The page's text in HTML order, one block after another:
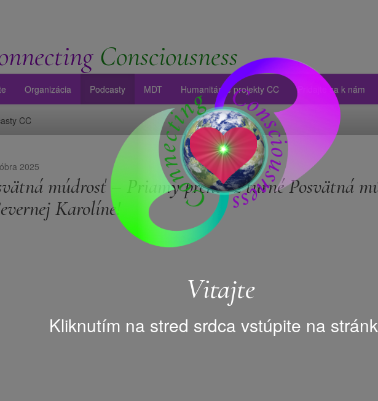
Vitajte
Kliknutím na stred srdca vstúpite na
Consciousness
Organizácia Podcasty MDT Humanitárne projekty CC Pridajte sa k nám
CC
2025
múdrosť – Priamy prenos z turné Posvätná
Karolíne!